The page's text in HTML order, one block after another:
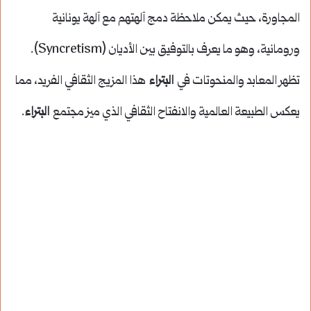
المجاورة، حيث يمكن ملاحظة دمج آلهتهم مع آلهة يونانية
ورومانية، وهو ما يعرف بالتوفيق بين الأديان (Syncretism).
تظهر المعابد والمنحوتات في البتراء هذا المزيج الثقافي الفريد، مما
يعكس الطبيعة العالمية والانفتاح الثقافي الذي ميز مجتمع البتراء.